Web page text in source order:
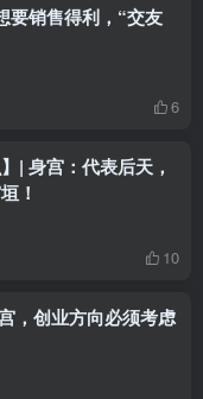
要销售得利，“交友
6
| 身宫：代表后天，
！
10
，创业方向必须考虑